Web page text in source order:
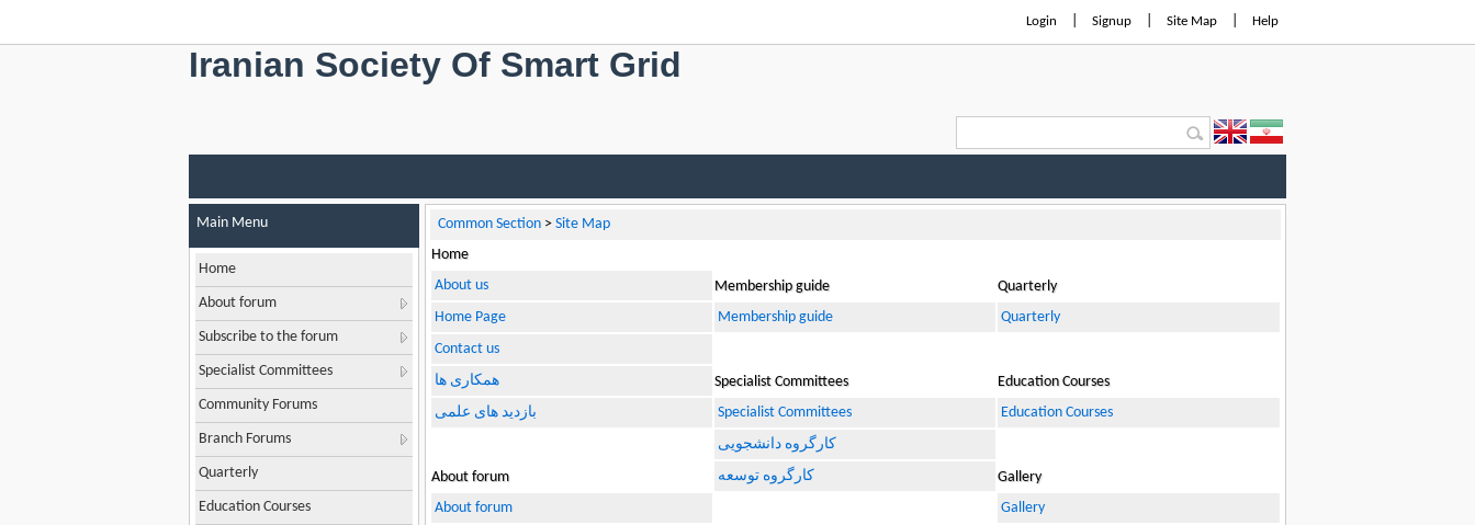
Login Signup Site Map Help
Iranian Society Of Smart Grid
Main Menu
Home
About forum
Subscribe to the forum
Specialist Committees
Community Forums
Branch Forums
Quarterly
Education Courses
Common Section > Site Map
Home
About us
Membership guide
Quarterly
Home Page
Membership guide
Quarterly
Contact us
همکاری ها
Specialist Committees
Education Courses
بازدید های علمی
Specialist Committees
Education Courses
کارگروه دانشجویی
About forum
کارگروه توسعه
Gallery
About forum
Gallery